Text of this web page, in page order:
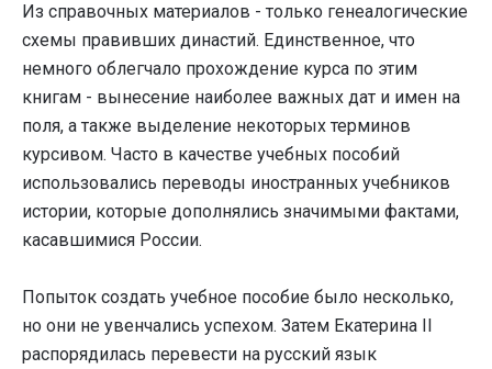
Из справочных материалов - только генеалогические
схемы правивших династий. Единственное, что
немного облегчало прохождение курса по этим
книгам - вынесение наиболее важных дат и имен на
поля, а также выделение некоторых терминов
курсивом. Часто в качестве учебных пособий
использовались переводы иностранных учебников
истории, которые дополнялись значимыми фактами,
касавшимися России.
Попыток создать учебное пособие было несколько,
но они не увенчались успехом. Затем Екатерина II
распорядилась перевести на русский язык